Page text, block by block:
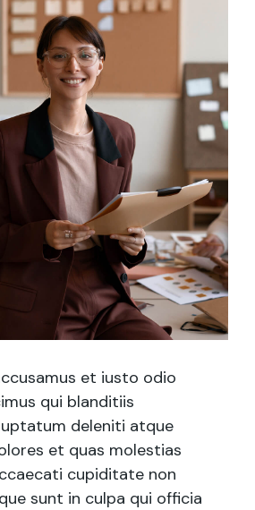
et iusto odio
qui blanditiis
deleniti atque
et quas molestias
cupiditate non
sunt in culpa qui officia